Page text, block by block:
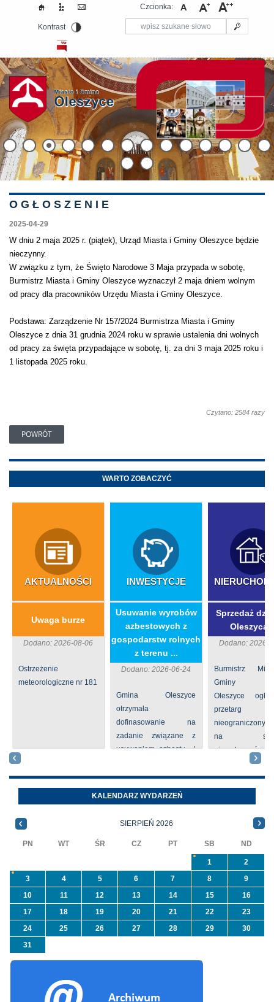
Czcionka:
Kontrast
​O G Ł O S Z E N I E
2025-04-29
W dniu 2 maja 2025 r. (piątek), Urząd Miasta i Gminy Oleszyce będzie
nieczynny.
W związku z tym, że Święto Narodowe 3 Maja przypada w sobotę,
Burmistrz Miasta i Gminy Oleszyce wyznaczył 2 maja dniem wolnym
od pracy dla pracowników Urzędu Miasta i Gminy Oleszyce.
Podstawa: Zarządzenie Nr 157/2024 Burmistrza Miasta i Gminy
Oleszyce z dnia 31 grudnia 2024 roku w sprawie ustalenia dni wolnych
od pracy za święta przypadające w sobotę, tj. za dni 3 maja 2025 roku i
1 listopada 2025 roku.
Czytano: 2584 razy
POWRÓT
WARTO ZOBACZYĆ
AKTUALNOŚCI
Uwaga burze
Dodano: 2026-08-06
Ostrzeżenie
meteorologiczne nr 181
INWESTYCJE
​Usuwanie wyrobów
azbestowych z
gospodarstw rolnych
z terenu ...
Dodano: 2026-06-24
Gmina Oleszyce
otrzymała
dofinasowanie na
zadanie związane z
usuwaniem azbestu i
azbest w ramach
programu
priorytetowego
NFOŚiGW pn.
Sprzedaż
Dodano: 2026-
Burmistrz
Gminy
Oleszyce
przetarg
nieograniczony
na
nieruchomości nr
Oleszycach
Orzeszkowej.
informacji ...
KALENDARZ WYDARZEŃ
SIERPIEŃ 2026
PN WT ŚR CZ PT SB ND
1
2
3
4 5 6 7 8
9
10
11 12 13 14 15
16
17
18 19 20 21 22
23
24
25 26 27 28 29
30
31